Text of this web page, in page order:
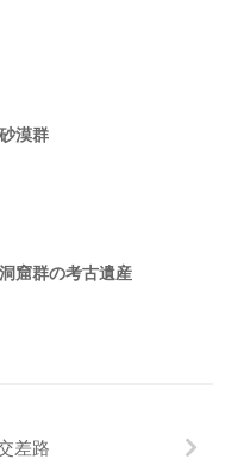
漠群
窟群の考古遺産
差路